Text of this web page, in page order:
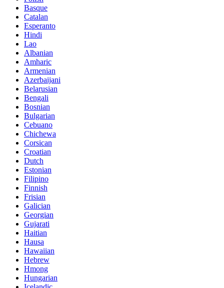
Basque
Catalan
Esperanto
Hindi
Lao
Albanian
Amharic
Armenian
Azerbaijani
Belarusian
Bengali
Bosnian
Bulgarian
Cebuano
Chichewa
Corsican
Croatian
Dutch
Estonian
Filipino
Finnish
Frisian
Galician
Georgian
Gujarati
Haitian
Hausa
Hawaiian
Hebrew
Hmong
Hungarian